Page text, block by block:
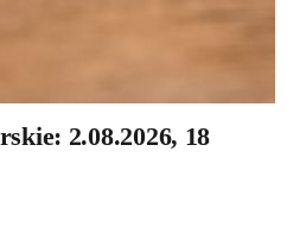
2.08.2026, 18